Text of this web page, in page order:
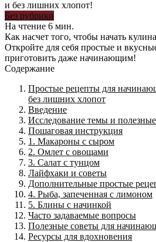
Без рубрики
На чтение 6 мин.
Как насчет того, чтобы начать
Откройте для себя простые и
приготовить даже начинающим!
Содержание
Простые рецепты для
без лишних хлопот
Введение
Исследование темы и
Пошаговая инструкция
1. Макароны с сыром
2. Омлет с овощами
3. Салат с тунцом
Лайфхаки и советы
Дополнительные простые
4. Рыба, запеченная с лимоном
5. Блины с начинкой
Часто задаваемые вопросы
Полезные советы для
Ресурсы для вдохновения